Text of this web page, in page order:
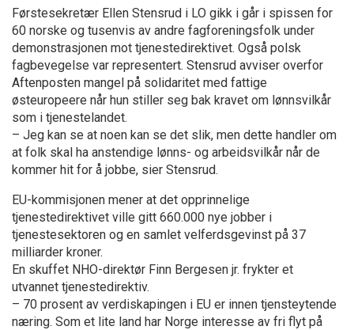
Førstesekretær Ellen Stensrud i LO gikk i går i spissen for
60 norske og tusenvis av andre fagforeningsfolk under
demonstrasjonen mot tjenestedirektivet. Også polsk
fagbevegelse var representert. Stensrud avviser overfor
Aftenposten mangel på solidaritet med fattige
østeuropeere når hun stiller seg bak kravet om lønnsvilkår
som i tjenestelandet.
– Jeg kan se at noen kan se det slik, men dette handler om
at folk skal ha anstendige lønns- og arbeidsvilkår når de
kommer hit for å jobbe, sier Stensrud.
EU-kommisjonen mener at det opprinnelige
tjenestedirektivet ville gitt 660.000 nye jobber i
tjenestesektoren og en samlet velferdsgevinst på 37
milliarder kroner.
En skuffet NHO-direktør Finn Bergesen jr. frykter et
utvannet tjenestedirektiv.
– 70 prosent av verdiskapingen i EU er innen tjensteytende
næring. Som et lite land har Norge interesse av fri flyt på